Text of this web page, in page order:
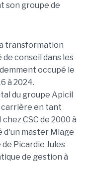
son groupe de
transformation
de conseil dans les
occupé le
à 2024.
du groupe Apicil
carrière en tant
CSC de 2000 à
d'un master Miage
Picardie Jules
de gestion à